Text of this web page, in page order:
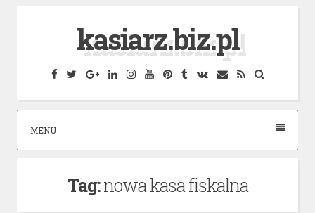
kasiarz.biz.pl
Facebook
TwitterGoogleLinkedinInstagram
YouTubePinterest
Tumblr
VK EmailRSS
MENU
Tag:nowa kasa fiskalna